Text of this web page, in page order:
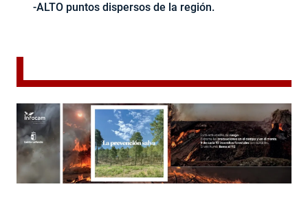
-ALTO puntos dispersos de la región.